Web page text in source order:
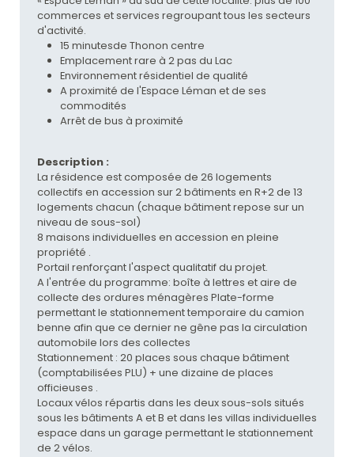
commerces et services regroupant tous les secteurs
d'activité.
15 minutesde Thonon centre
Emplacement rare à 2 pas du Lac
Environnement résidentiel de qualité
A proximité de l'Espace Léman et de ses
commodités
Arrêt de bus à proximité
Description :
La résidence est composée de 26 logements
collectifs en accession sur 2 bâtiments en R+2 de 13
logements chacun (chaque bâtiment repose sur un
niveau de sous-sol)
8 maisons individuelles en accession en pleine
propriété .
Portail renforçant l'aspect qualitatif du projet.
A l'entrée du programme: boîte à lettres et aire de
collecte des ordures ménagères Plate-forme
permettant le stationnement temporaire du camion
benne afin que ce dernier ne gêne pas la circulation
automobile lors des collectes
Stationnement : 20 places sous chaque bâtiment
(comptabilisées PLU) + une dizaine de places
officieuses .
Locaux vélos répartis dans les deux sous-sols situés
sous les bâtiments A et B et dans les villas individuelles
espace dans un garage permettant le stationnement
de 2 vélos.